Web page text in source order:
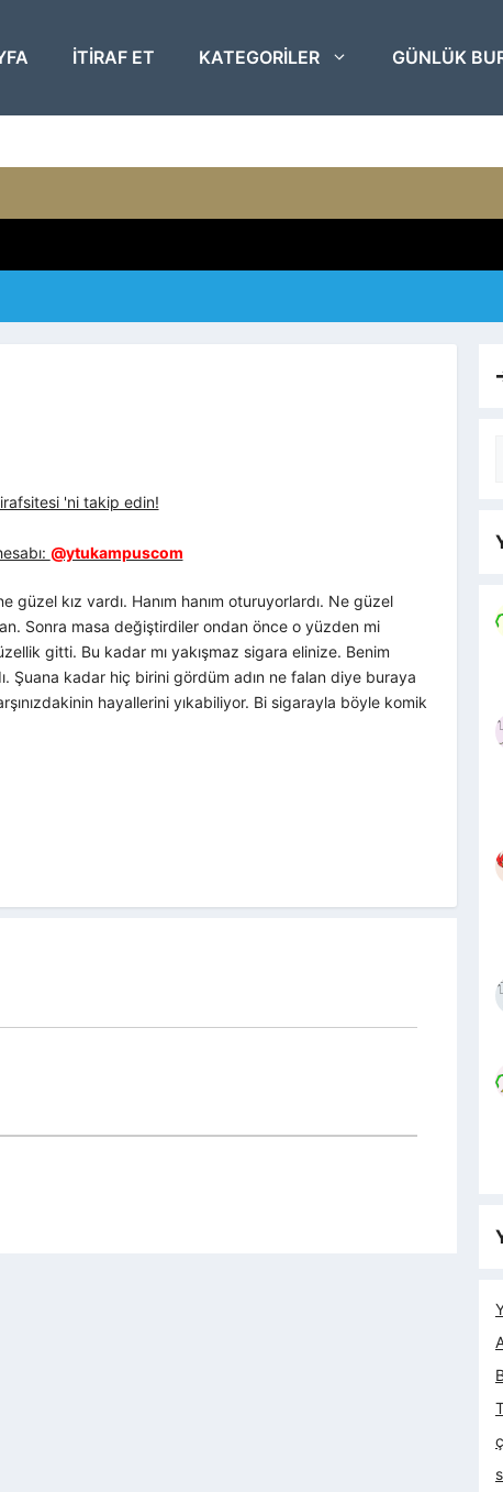
ITIRAF ET KATEGORILER GÜNLÜK
'ni takip edin!
@ytukampuscom
kız vardı. Hanım hanım oturuyorlardı. Ne güzel
Sonra masa değiştirdiler ondan önce o yüzden mi
gitti. Bu kadar mı yakışmaz sigara elinize. Benim
Şuana kadar hiç birini gördüm adın ne falan diye buraya
hayallerini yıkabiliyor. Bi sigarayla böyle komik